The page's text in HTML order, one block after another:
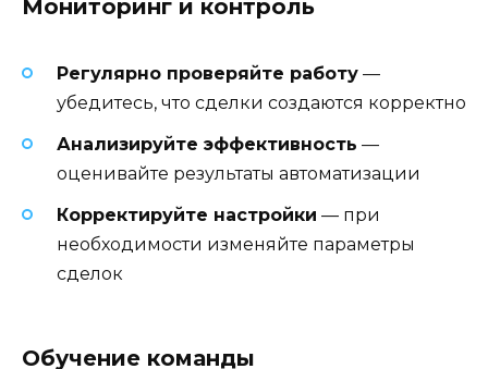
Мониторинг и контроль
Регулярно проверяйте работу —
убедитесь, что сделки создаются корректно
Анализируйте эффективность —
оценивайте результаты автоматизации
Корректируйте настройки — при
необходимости изменяйте параметры
сделок
Обучение команды